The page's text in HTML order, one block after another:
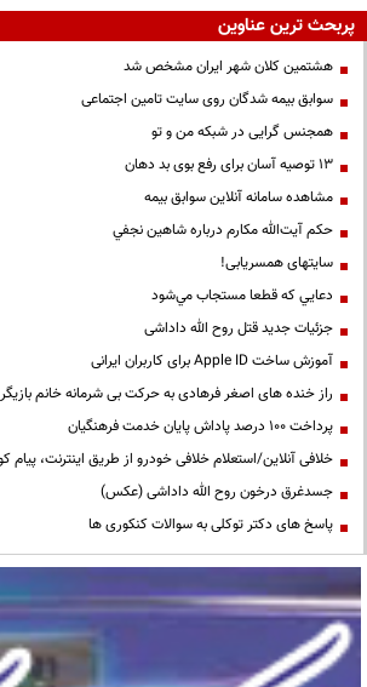
پربحث ترین عناوین
هشتمین کلان شهر ایران مشخص شد
سوابق بیمه شدگان روی سایت تامین اجتماعی
همجنس گرایی در شبکه من و تو
13 توصیه آسان برای رفع بوی بد دهان
مشاهده سامانه آنلاين سوابق بیمه
حكم آيت‌الله مكارم درباره شاهين نجفي
سایتهای همسریابی!
دعايي كه قطعا مستجاب مي‌شود
جزئیات جدید قتل روح الله داداشی
آموزش ساخت Apple ID برای کاربران ایرانی
راز خنده های اصغر فرهادی به حرکت بی شرمانه خانم
پرداخت ۱۰۰ درصد پاداش پایان خدمت فرهنگیان
خلافی آنلاین/استعلام خلافی خودرو از طریق اینترنت، پیام
جسدغرق درخون روح الله داداشی (عکس)
پاسخ های دکتر توکلی به سوالات کنکوری ها